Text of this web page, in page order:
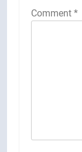
Comment *